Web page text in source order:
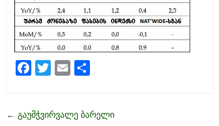
F
b
T
er
E
l e
← გაუმჭვირვალე ბარელი